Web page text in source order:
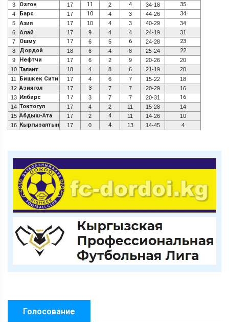
3 Озгон 17 11 2 4 34-18 35
4 Барс 17 10 4 3 44-26 34
5 Азия 17 10 4 3 40-29
34
6
Алай 17 9 4 4 24-19
31
7
Ошму 17 6 5 6 24-28 23
8 Дордой 18 6 4 8 25-24 22
9 Нефтчи 17 6 2 9 20-26
20
10 Талант 18 4 8 6 21-19
20
11
Бишкек Сити 17 4 6 7 15-22
18
12 Азиягол 17 3 7 7 20-29
16
13 Илбирс 17 3 7 7 20-31 16
14 Токтогул 17 4 2 11 15-28
14
15 Абдыш-Ата 17 2 4 11 14-26
10
16 Кыргызалтын 17 0 4 13 14-45 4
Голосование